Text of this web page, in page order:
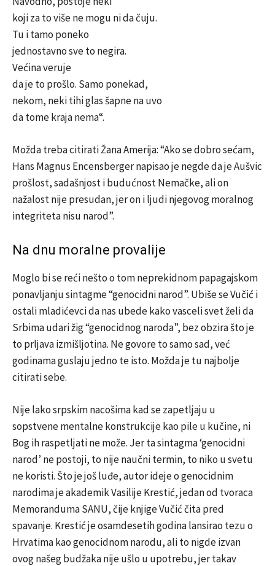
koji za to više ne mogu ni da čuju.
Tu i tamo poneko
jednostavno sve to negira.
Većina veruje
da je to prošlo. Samo ponekad,
nekom, neki tihi glas šapne na uvo
da tome kraja nema“.
Možda treba citirati Žana Amerija: “Ako se dobro sećam,
Hans Magnus Encensberger napisao je negde da je Aušvic
prošlost, sadašnjost i budućnost Nemačke, ali on
nažalost nije presudan, jer on i ljudi njegovog moralnog
integriteta nisu narod”.
Na dnu moralne provalije
Moglo bi se reći nešto o tom neprekidnom papagajskom
ponavljanju sintagme “genocidni narod”. Ubiše se Vučić i
ostali mladićevci da nas ubede kako vasceli svet želi da
Srbima udari žig “genocidnog naroda”, bez obzira što je
to prljava izmišljotina. Ne govore to samo sad, već
godinama guslaju jedno te isto. Možda je tu najbolje
citirati sebe.
Nije lako srpskim nacošima kad se zapetljaju u
sopstvene mentalne konstrukcije kao pile u kučine, ni
Bog ih raspetljati ne može. Jer ta sintagma ‘genocidni
narod’ ne postoji, to nije naučni termin, to niko u svetu
ne koristi. Što je još luđe, autor ideje o genocidnim
narodima je akademik Vasilije Krestić, jedan od tvoraca
Memoranduma SANU, čije knjige Vučić čita pred
spavanje. Krestić je osamdesetih godina lansirao tezu o
Hrvatima kao genocidnom narodu, ali to nigde izvan
ovog našeg budžaka nije ušlo u upotrebu, jer takav